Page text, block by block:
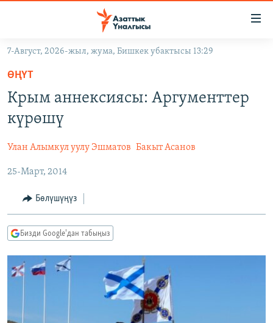
Навигацияга
өтүңүз
Издөөгө
салыңызКЫРГЫЗСТАН
ЭКОНОМИКА
МАДАНИЯТ
ДҮЙНӨ
БОРБОР АЗИЯ
УКРАИНА
АТАЙЫН ИЛИКТӨӨ
ТВ ПРОГРАММАЛАР
БҮГҮН АЗАТТЫКТА
БИЗ ЖАНА ДҮЙНӨ
ДАНИСТЕ
ПОДКАСТ
ӨЗГӨЧӨ ПИКИР
7-Август, 2026-жыл, жума, Бишкек убактысы 13:29
ӨҢҮТ
Крым аннексиясы: Аргументтер
күрөшү
Улан Алымкул уулу Эшматов Бакыт Асанов
25-Март, 2014
Бөлүшүңүз
Бизди Google'дан табыңыз